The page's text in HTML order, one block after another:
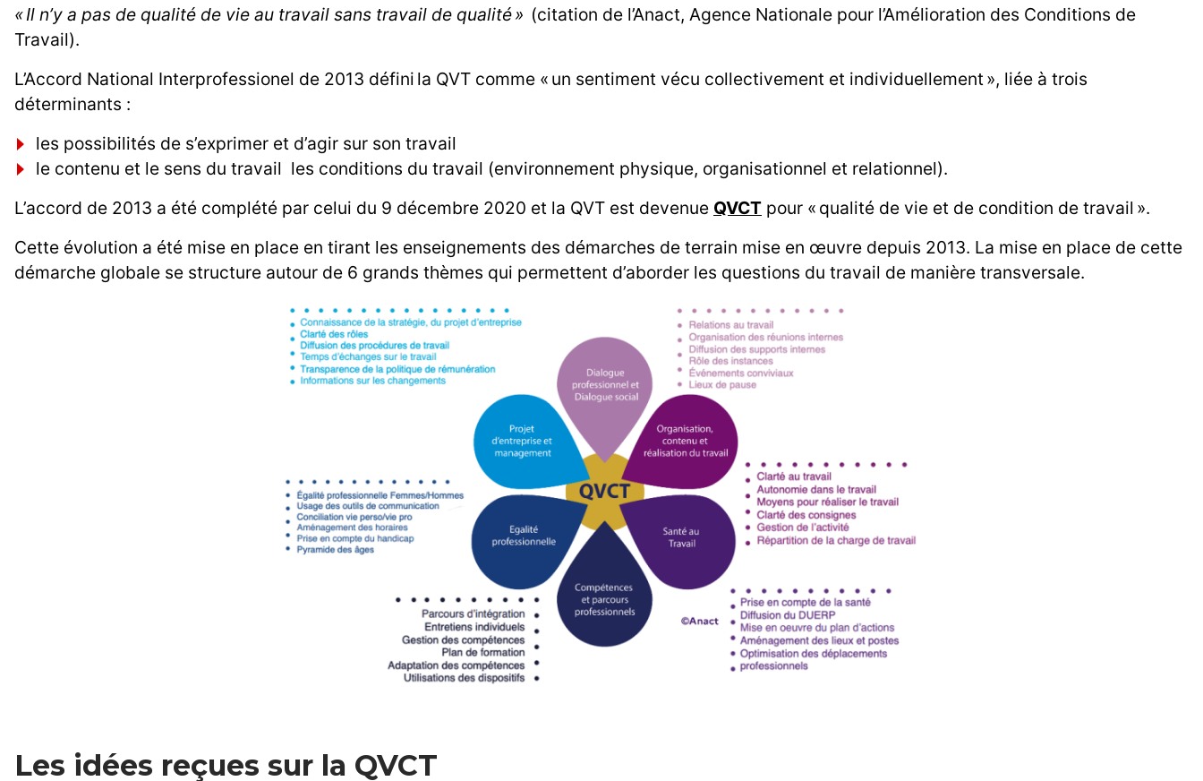
« Il n’y a pas de qualité de vie au travail sans travail de qualité » (citation de l’Anact, Agence Nationale pour l’Amélioration des Conditions de
Travail).
L’Accord National Interprofessionel de 2013 défini la QVT comme « un sentiment vécu collectivement et individuellement », liée à trois
déterminants :
les possibilités de s’exprimer et d’agir sur son travail
le contenu et le sens du travail les conditions du travail (environnement physique, organisationnel et relationnel).
L’accord de 2013 a été complété par celui du 9 décembre 2020 et la QVT est devenue QVCT pour « qualité de vie et de condition de travail ».
Cette évolution a été mise en place en tirant les enseignements des démarches de terrain mise en œuvre depuis 2013. La mise en place de cette
démarche globale se structure autour de 6 grands thèmes qui permettent d’aborder les questions du travail de manière transversale.
Les idées reçues sur la QVCT